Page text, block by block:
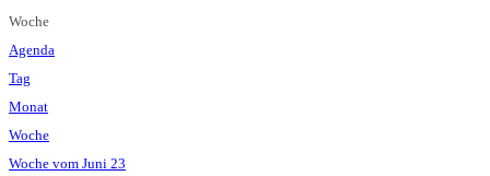
Woche
Agenda
Tag
Monat
Woche
Woche vom Juni 23